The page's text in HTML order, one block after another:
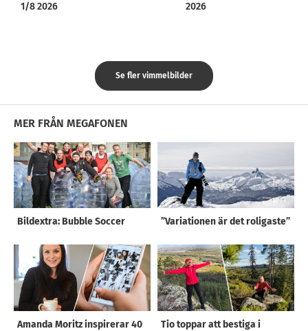
1/8 2026
2026
Se fler vimmelbilder
MER FRÅN MEGAFONEN
Bildextra: Bubble Soccer ”Variationen är det roligaste”
Amanda Moritz inspirerar 40
Tio toppar att bestiga i